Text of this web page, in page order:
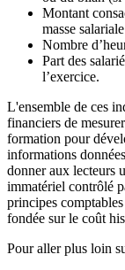
Montant
masse
Nombre
Part des
l’exercice.
L'ensemble de ces
financiers de
formation pour
informations
donner aux lecteurs
immatériel contrôlé
principes
fondée sur le coût
Pour aller plus loin